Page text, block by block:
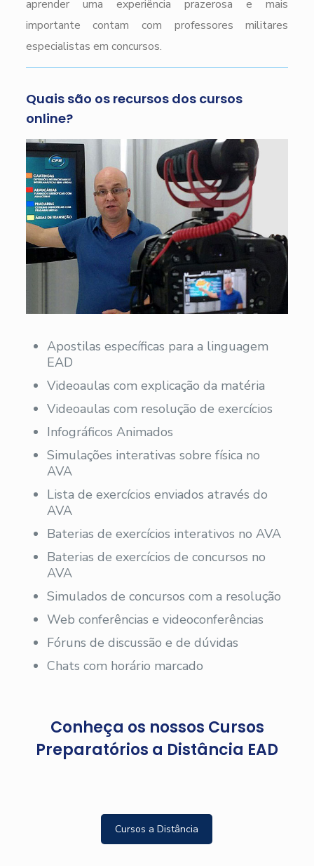
aprender uma experiência prazerosa e mais
importante contam com professores militares
especialistas em concursos.
Quais são os recursos dos cursos
online?
Apostilas específicas para a linguagem
EAD
Videoaulas com explicação da matéria
Videoaulas com resolução de exercícios
Infográficos Animados
Simulações interativas sobre física no
AVA
Lista de exercícios enviados através do
AVA
Baterias de exercícios interativos no AVA
Baterias de exercícios de concursos no
AVA
Simulados de concursos com a resolução
Web conferências e videoconferências
Fóruns de discussão e de dúvidas
Chats com horário marcado
Conheça os nossos Cursos
Preparatórios a Distância EAD
Cursos a Distância